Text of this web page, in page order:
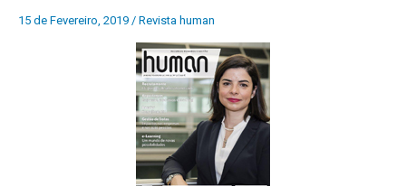
15 de Fevereiro, 2019 / Revista human